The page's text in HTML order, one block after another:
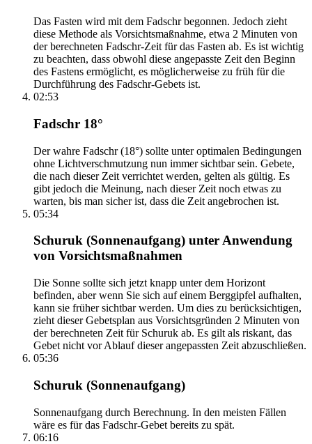
Das Fasten wird mit dem Fadschr begonnen. Jedoch zieht
diese Methode als Vorsichtsmaßnahme, etwa 2 Minuten von
der berechneten Fadschr-Zeit für das Fasten ab. Es ist wichtig
zu beachten, dass obwohl diese angepasste Zeit den Beginn
des Fastens ermöglicht, es möglicherweise zu früh für die
Durchführung des Fadschr-Gebets ist.
02:53
Fadschr 18°
Der wahre Fadschr (18°) sollte unter optimalen Bedingungen
ohne Lichtverschmutzung nun immer sichtbar sein. Gebete,
die nach dieser Zeit verrichtet werden, gelten als gültig. Es
gibt jedoch die Meinung, nach dieser Zeit noch etwas zu
warten, bis man sicher ist, dass die Zeit angebrochen ist.
05:34
Schuruk (Sonnenaufgang) unter Anwendung
von Vorsichtsmaßnahmen
Die Sonne sollte sich jetzt knapp unter dem Horizont
befinden, aber wenn Sie sich auf einem Berggipfel aufhalten,
kann sie früher sichtbar werden. Um dies zu berücksichtigen,
zieht dieser Gebetsplan aus Vorsichtsgründen 2 Minuten von
der berechneten Zeit für Schuruk ab. Es gilt als riskant, das
Gebet nicht vor Ablauf dieser angepassten Zeit abzuschließen.
05:36
Schuruk (Sonnenaufgang)
Sonnenaufgang durch Berechnung. In den meisten Fällen
wäre es für das Fadschr-Gebet bereits zu spät.
06:16